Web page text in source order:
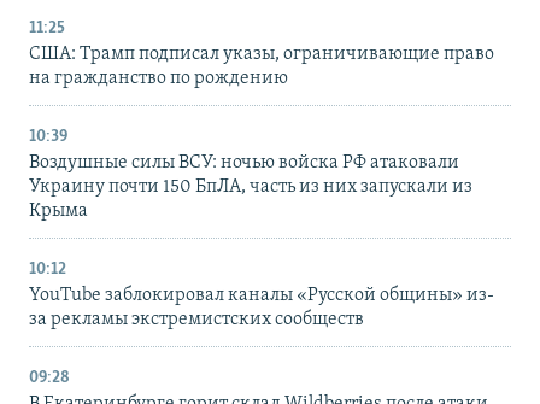
11:25
США: Трамп подписал указы, ограничивающие право
на гражданство по рождению
10:39
Воздушные силы ВСУ: ночью войска РФ атаковали
Украину почти 150 БпЛА, часть из них запускали из
Крыма
10:12
YouTube заблокировал каналы «Русской общины» из-
за рекламы экстремистских сообществ
09:28